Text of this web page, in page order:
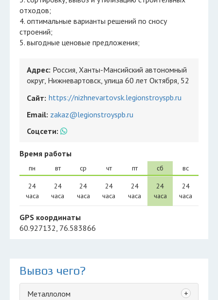
отходов;
4. оптимальные варианты решений по сносу
строений;
5. выгодные ценовые предложения;
Адрес: Россия, Ханты-Мансийский автономный
округ, Нижневартовск, улица 60 лет Октября, 52
Сайт: https://nizhnevartovsk.legionstroyspb.ru
Email: zakaz@legionstroyspb.ru
Соцсети:
Время работы
пн
24
часа
вт
24
часа
ср
24
часа
чт
24
часа
пт
24
часа
сб
24
часа
вс
24
часа
GPS координаты
60.927132, 76.583866
Вывоз чего?
Металлолом +